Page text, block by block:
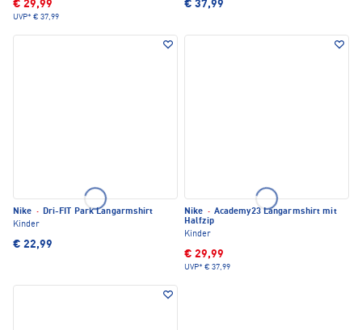
€ 29,99
UVP* € 37,99
€ 37,99
Nike · Dri-FIT Park Langarmshirt
Kinder
€ 22,99
Nike · Academy23 Langarmshirt mit
Halfzip
Kinder
€ 29,99
UVP* € 37,99